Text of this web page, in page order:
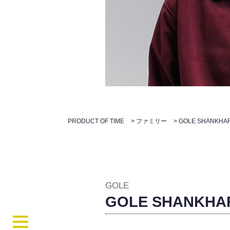
PRODUCT OF TIME > ファミリー > GOLE
GOLE
GOLE